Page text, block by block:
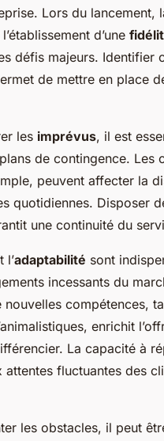
Lors du lancement,
d’une
défis majeurs. Identifier
de mettre en place
les imprévus, il est
de contingence. Les
peuvent affecter la
quotidiennes. Disposer
une continuité du
l’adaptabilité sont
incessants du
nouvelles compétences,
enrichit
La capacité à
attentes fluctuantes des
les obstacles, il peut